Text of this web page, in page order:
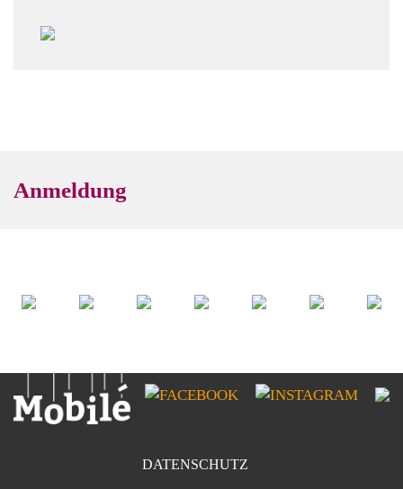
Anmeldung
DATENSCHUTZ